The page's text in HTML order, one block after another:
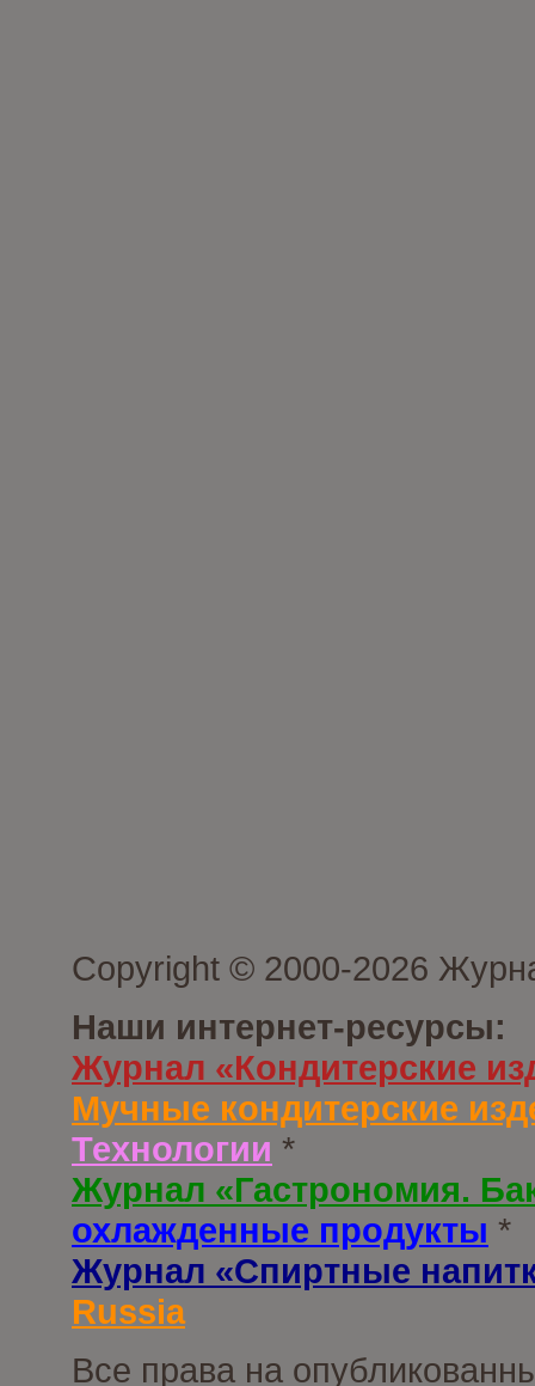
Copyright © 2000-2026
Наши интернет-ресурсы:
Журнал «Кондитерские
Мучные кондитерские
Технологии *
Журнал «Гастрономия.
охлажденные продукты *
Журнал «Спиртные
Russia
Все права на